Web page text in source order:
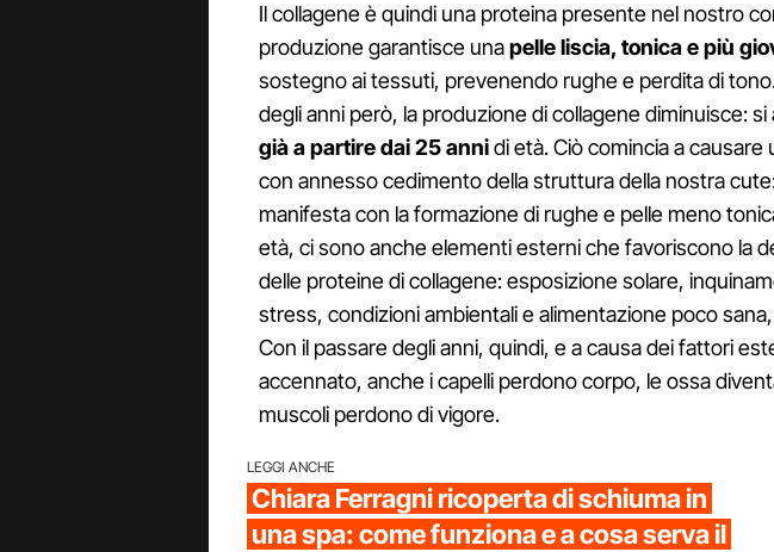
Il collagene è quindi una proteina presente nel nostro
produzione garantisce unapelle liscia, tonica e più
sostegno ai tessuti, prevenendo rughe e perdita di
degli anni però, la produzione di collagene diminuisce: si
già a partire dai 25 annidi età. Ciò comincia a causare
con annesso cedimento della struttura della nostra
manifesta con la formazione di rughe e pelle meno
età, ci sono anche elementi esterni che favoriscono la
delle proteine di collagene: esposizione solare,
stress, condizioni ambientali e alimentazione poco
Con il passare degli anni, quindi, e a causa dei fattori
accennato, anche i capelli perdono corpo, le ossa
muscoli perdono di vigore.
LEGGI ANCHE
Chiara Ferragni ricoperta di schiuma in
una spa: come funziona e a cosa serva il